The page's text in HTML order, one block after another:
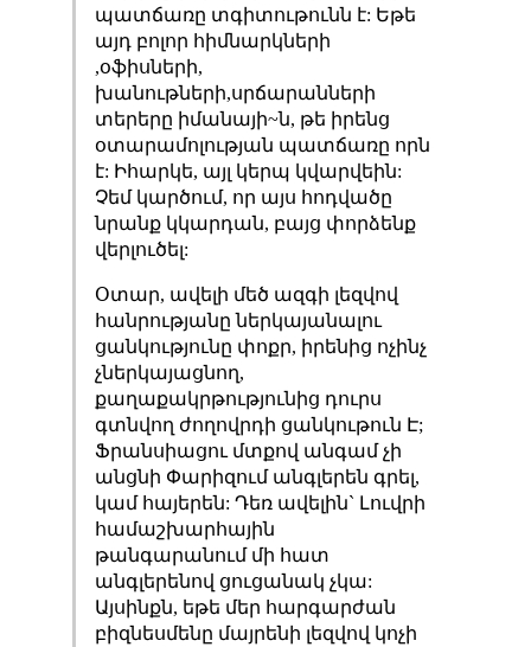
պատճառը տգիտութունն է: Եթե
այդ բոլոր հիմնարկների
,օֆիսների,
խանութների,սրճարանների
տերերը իմանայի~ն, թե իրենց
օտարամոլության պատճառը որն
է: Իհարկե, այլ կերպ կվարվեին:
Չեմ կարծում, որ այս հոդվածը
նրանք կկարդան, բայց փորձենք
վերլուծել:
Օտար, ավելի մեծ ազգի լեզվով
հանրությանը ներկայանալու
ցանկությունը փոքր, իրենից ոչինչ
չներկայացնող,
քաղաքակրթությունից դուրս
գտնվող ժողովրդի ցանկութուն Է;
Ֆրանսիացու մտքով անգամ չի
անցնի Փարիզում անգլերեն գրել,
կամ հայերեն: Դեռ ավելին` Լուվրի
համաշխարհային
թանգարանում մի հատ
անգլերենով ցուցանակ չկա:
Այսինքն, եթե մեր հարգարժան
բիզնեսմենը մայրենի լեզվով կոչի